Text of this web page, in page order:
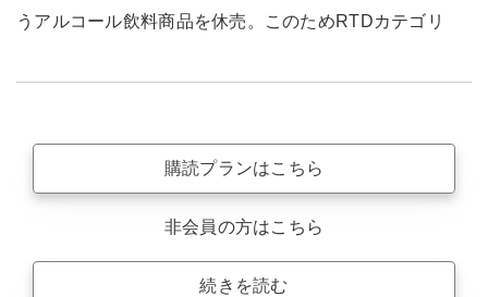
うアルコール飲料商品を休売。このためRTDカテゴリ
購読プランはこちら
非会員の方はこちら
続きを読む